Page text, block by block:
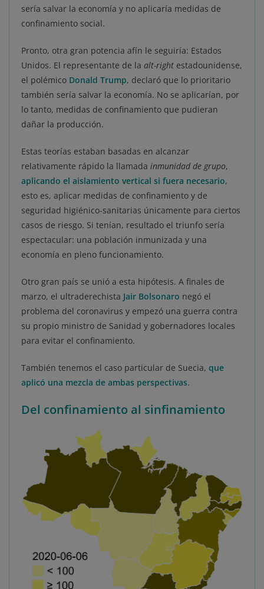
sería salvar la economía y no aplicaría medidas de
confinamiento social.
Pronto, otra gran potencia afín le seguiría: Estados
Unidos. El representante de la alt-right estadounidense,
el polémico Donald Trump, declaró que lo prioritario
también sería salvar la economía. No se aplicarían, por
lo tanto, medidas de confinamiento que pudieran
dañar la producción.
Estas teorías estaban basadas en alcanzar
relativamente rápido la llamada inmunidad de grupo,
aplicando el aislamiento vertical si fuera necesario,
esto es, aplicar medidas de confinamiento y de
seguridad higiénico-sanitarias únicamente para ciertos
casos de riesgo. Si tenían, resultado el triunfo sería
espectacular: una población inmunizada y una
economía en pleno funcionamiento.
Otro gran país se unió a esta hipótesis. A finales de
marzo, el ultraderechista Jair Bolsonaro negó el
problema del coronavirus y empezó una guerra contra
su propio ministro de Sanidad y gobernadores locales
para evitar el confinamiento.
También tenemos el caso particular de Suecia, que
aplicó una mezcla de ambas perspectivas.
Del confinamiento al sinfinamiento